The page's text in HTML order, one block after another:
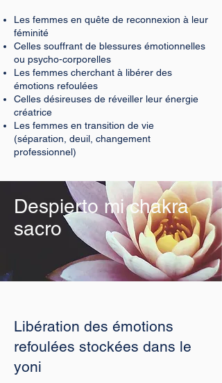
Les femmes en quête de reconnexion à leur
féminité
Celles souffrant de blessures émotionnelles
ou psycho-corporelles
Les femmes cherchant à libérer des
émotions refoulées
Celles désireuses de réveiller leur énergie
créatrice
Les femmes en transition de vie
(séparation, deuil, changement
professionnel)
Despierto mi chakra
sacro
Libération des émotions
refoulées stockées dans le
yoni